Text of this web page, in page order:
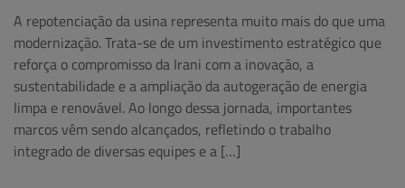
A repotenciação da usina representa muito mais do que uma
modernização. Trata-se de um investimento estratégico que
reforça o compromisso da Irani com a inovação, a
sustentabilidade e a ampliação da autogeração de energia
limpa e renovável. Ao longo dessa jornada, importantes
marcos vêm sendo alcançados, refletindo o trabalho
integrado de diversas equipes e a […]